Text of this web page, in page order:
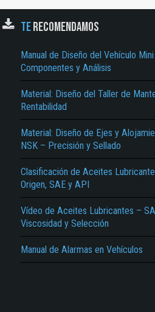
TERECOMENDAMOS
Manual de Diseño del Vehículo
Componentes y Análisis
Material: Diseño del Taller de
Rentabilidad
Material: Diseño de Ejes y
NSK – Precisión y Sellado
Clasificación de Aceites
Origen, SAE y API
Vídeo de Aceites Lubricantes –
Viscosidad y Selección
Manual de Alarmas en Vehículos
El Título es incorrecto
Texto o Imagen de
No carga o no se
Reportar otro tipo de